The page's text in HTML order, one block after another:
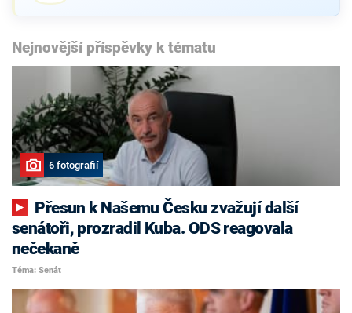
Nejnovější příspěvky k tématu
6 fotografií
senátoři, prozradil Kuba. ODS reagovala
nečekaně
Téma: Senát